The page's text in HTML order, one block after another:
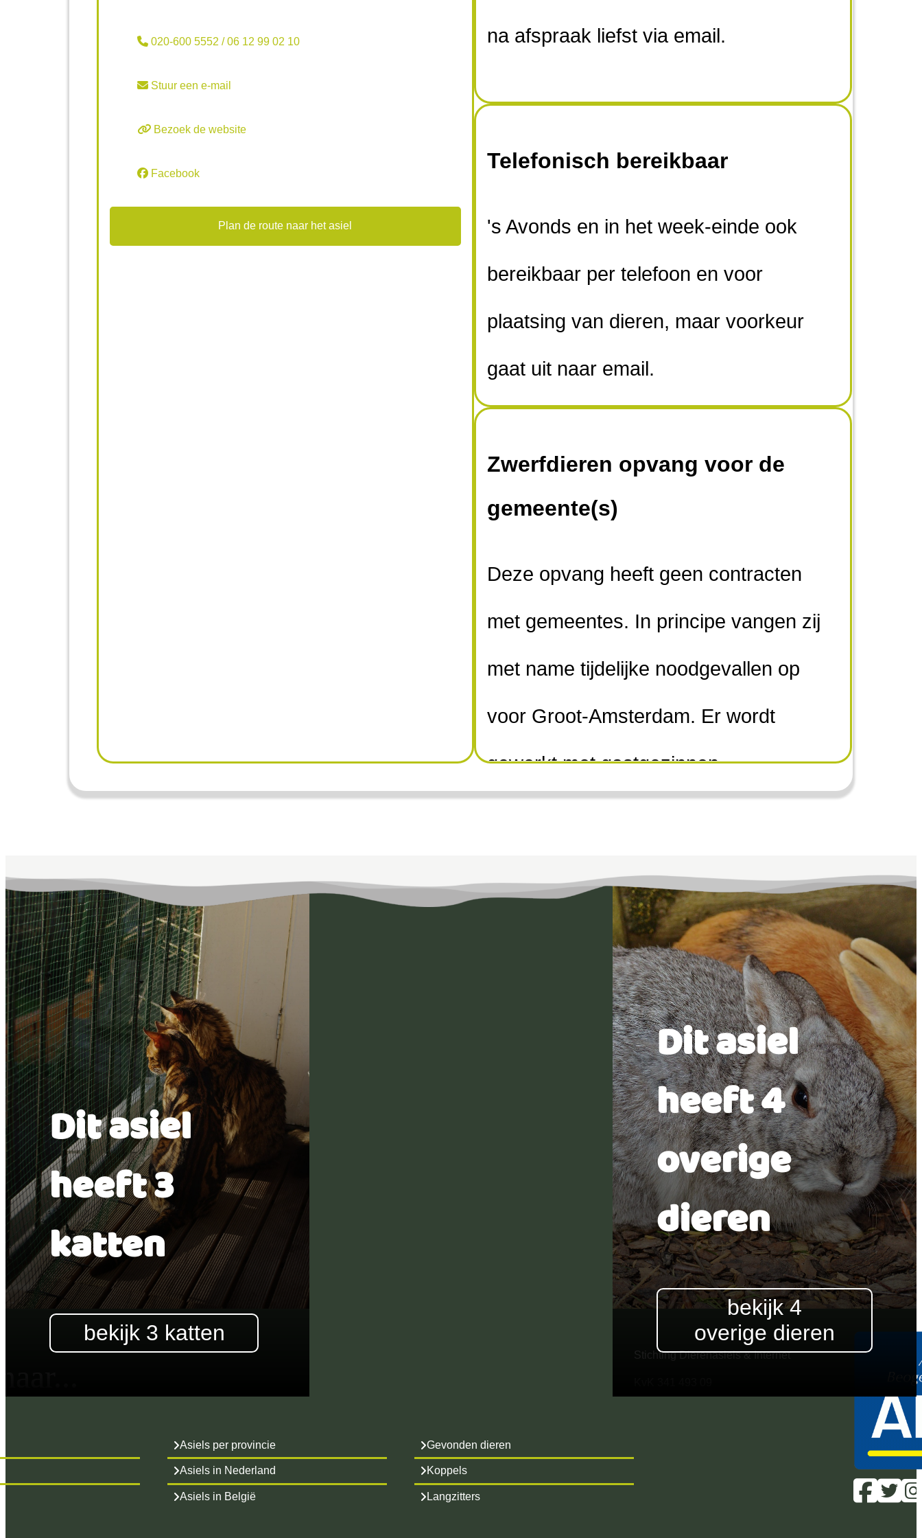
020-600 5552 / 06 12 99 02 10
Stuur een e-mail
Bezoek de website
Facebook
Plan de route naar het asiel
na afspraak liefst via email.
Telefonisch bereikbaar
's Avonds en in het week-einde ook
bereikbaar per telefoon en voor
plaatsing van dieren, maar voorkeur
gaat uit naar email.
Zwerfdieren opvang voor de
gemeente(s)
Deze opvang heeft geen contracten
met gemeentes. In principe vangen zij
met name tijdelijke noodgevallen op
voor Groot-Amsterdam. Er wordt
gewerkt met gastgezinnen
Dit asiel
heeft 3
katten
bekijk 3 katten
Dit asiel
heeft 4
overige
dieren
bekijk 4
overige dieren
Asiels per provincie
Asiels in Nederland
Asiels in België
Gevonden dieren
Koppels
Langzitters
Stichting Dierenasiels & Internet